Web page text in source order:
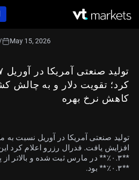
کرد؛ تقویت دلار و به چالش
کاهش نرخ بهره
May 15, 2026
افزایش یافت. فدرال رزرو اعلام کرد
**۰.۳٪** در مارس ثبت شده و بالاتر
**۰.۳٪** بود.